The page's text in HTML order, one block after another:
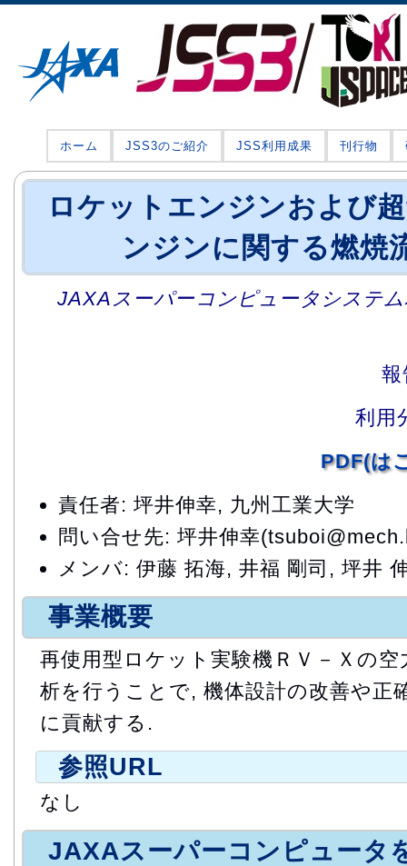
ホーム JSS3のご紹介 JSS利用成果 刊行物
ロケットエンジンおよび
ンジンに関する燃焼
JAXAスーパーコンピュータシステ
報
利用
PDF(は
責任者: 坪井伸幸, 九州工業大学
問い合せ先: 坪井伸幸
メンバ: 伊藤 拓海, 井福 剛司, 坪井
事業概要
再使用型ロケット実験機ＲＶ－Ｘの
析を行うことで, 機体設計の改善や正
に貢献する.
参照URL
なし
JAXAスーパーコンピュータ